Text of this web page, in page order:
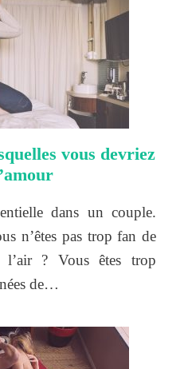
vous devriez
dans un couple.
n’êtes pas trop fan de
? Vous êtes trop
de…